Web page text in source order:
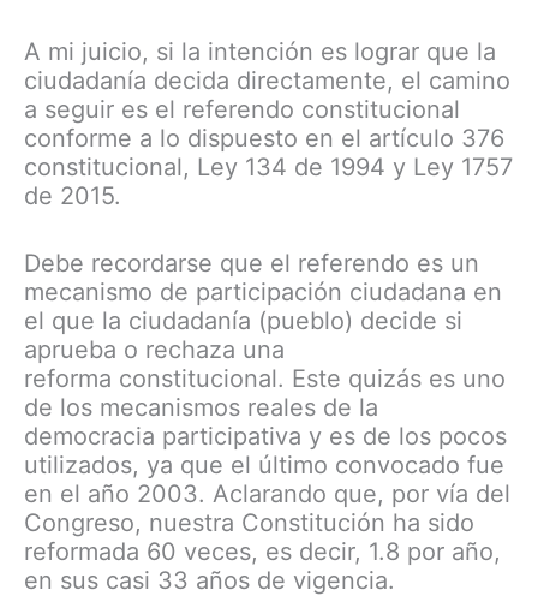
A mi juicio, si la intención es lograr que la
ciudadanía decida directamente, el camino
a seguir es el referendo constitucional
conforme a lo dispuesto en el artículo 376
constitucional, Ley 134 de 1994 y Ley 1757
de 2015.
Debe recordarse que el referendo es un
mecanismo de participación ciudadana en
el que la ciudadanía (pueblo) decide si
aprueba o rechaza una
reforma constitucional. Este quizás es uno
de los mecanismos reales de la
democracia participativa y es de los pocos
utilizados, ya que el último convocado fue
en el año 2003. Aclarando que, por vía del
Congreso, nuestra Constitución ha sido
reformada 60 veces, es decir, 1.8 por año,
en sus casi 33 años de vigencia.